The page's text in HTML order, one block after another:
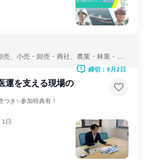
、小売・卸売・商社、農業・林業・水
運を支える現場の
き✨参加特典有！
1日
締切：9月2日